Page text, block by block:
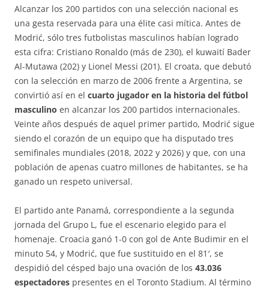
Alcanzar los 200 partidos con una selección nacional es
una gesta reservada para una élite casi mítica. Antes de
Modrić, sólo tres futbolistas masculinos habían logrado
esta cifra: Cristiano Ronaldo (más de 230), el kuwaití Bader
Al-Mutawa (202) y Lionel Messi (201). El croata, que debutó
con la selección en marzo de 2006 frente a Argentina, se
convirtió así en el cuarto jugador en la historia del fútbol
masculino en alcanzar los 200 partidos internacionales.
Veinte años después de aquel primer partido, Modrić sigue
siendo el corazón de un equipo que ha disputado tres
semifinales mundiales (2018, 2022 y 2026) y que, con una
población de apenas cuatro millones de habitantes, se ha
ganado un respeto universal.
El partido ante Panamá, correspondiente a la segunda
jornada del Grupo L, fue el escenario elegido para el
homenaje. Croacia ganó 1-0 con gol de Ante Budimir en el
minuto 54, y Modrić, que fue sustituido en el 81′, se
despidió del césped bajo una ovación de los 43.036
espectadores presentes en el Toronto Stadium. Al término